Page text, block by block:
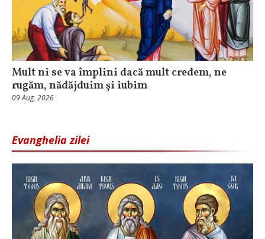
Mult ni se va împlini dacă mult credem, ne
rugăm, nădăjduim și iubim
09 Aug, 2026
Evanghelia zilei